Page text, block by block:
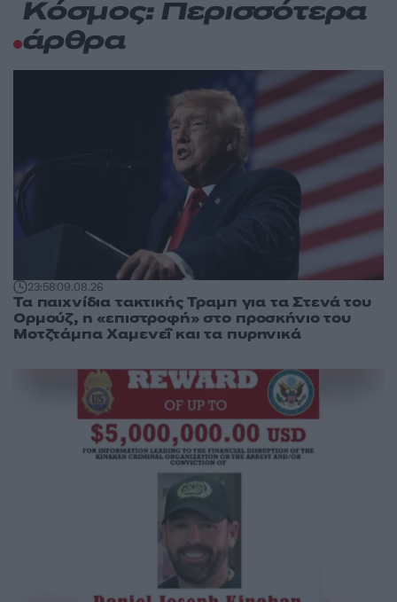
Κόσμος: Περισσότερα
άρθρα
23:5809.08.26
Τα παιχνίδια τακτικής Τραμπ για τα Στενά του
Ορμούζ, η «επιστροφή» στο προσκήνιο του
Μοτζτάμπα Χαμενεΐ και τα πυρηνικά